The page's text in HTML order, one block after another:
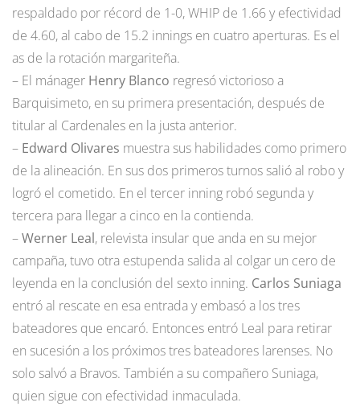
respaldado por récord de 1-0, WHIP de 1.66 y efectividad
de 4.60, al cabo de 15.2 innings en cuatro aperturas. Es el
as de la rotación margariteña.
– El mánager Henry Blanco regresó victorioso a
Barquisimeto, en su primera presentación, después de
titular al Cardenales en la justa anterior.
– Edward Olivares muestra sus habilidades como primero
de la alineación. En sus dos primeros turnos salió al robo y
logró el cometido. En el tercer inning robó segunda y
tercera para llegar a cinco en la contienda.
–Werner Leal, relevista insular que anda en su mejor
campaña, tuvo otra estupenda salida al colgar un cero de
leyenda en la conclusión del sexto inning. Carlos Suniaga
entró al rescate en esa entrada y embasó a los tres
bateadores que encaró. Entonces entró Leal para retirar
en sucesión a los próximos tres bateadores larenses. No
solo salvó a Bravos. También a su compañero Suniaga,
quien sigue con efectividad inmaculada.